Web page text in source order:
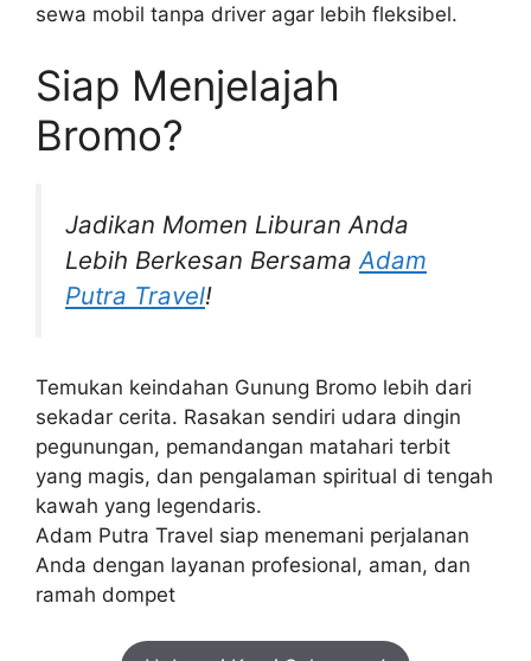
sewa mobil tanpa driver agar lebih fleksibel.
Siap Menjelajah
Bromo?
Jadikan Momen Liburan Anda
Lebih Berkesan Bersama Adam
Putra Travel!
Temukan keindahan Gunung Bromo lebih dari
sekadar cerita. Rasakan sendiri udara dingin
pegunungan, pemandangan matahari terbit
yang magis, dan pengalaman spiritual di tengah
kawah yang legendaris.
Adam Putra Travel siap menemani perjalanan
Anda dengan layanan profesional, aman, dan
ramah dompet